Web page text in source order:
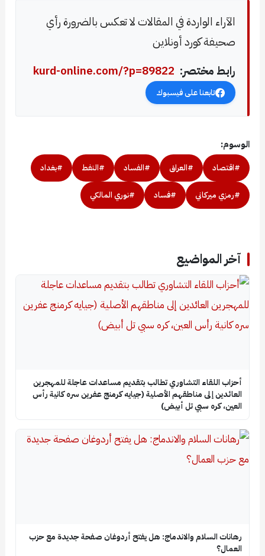
الآراء الواردة في المقالات لا تعكس بالضرورة رأي
صحيفة كورد أونلاين
رابط مختصر: kurd-online.com/?p=89822
تابعنا على فيسبوك
الوسوم:
#اقتصاد #العراق #الفساد #النفط #بغداد
#رمزي ميركاني #فساد #نوري المالكي
آخر المواضيع
أحزاب اللقاء التشاوري تطالب بتقديم مساعدات عاجلة للمهجرين
العائدين إلى مناطقهم الأصلية (جيايه كرمنج عفرين سره كانية رأس
العين، كره سبي تل أبيض)
رهانات السلام والاندماج: هل يفتح أردوغان صفحة جديدة مع حزب
العمال؟